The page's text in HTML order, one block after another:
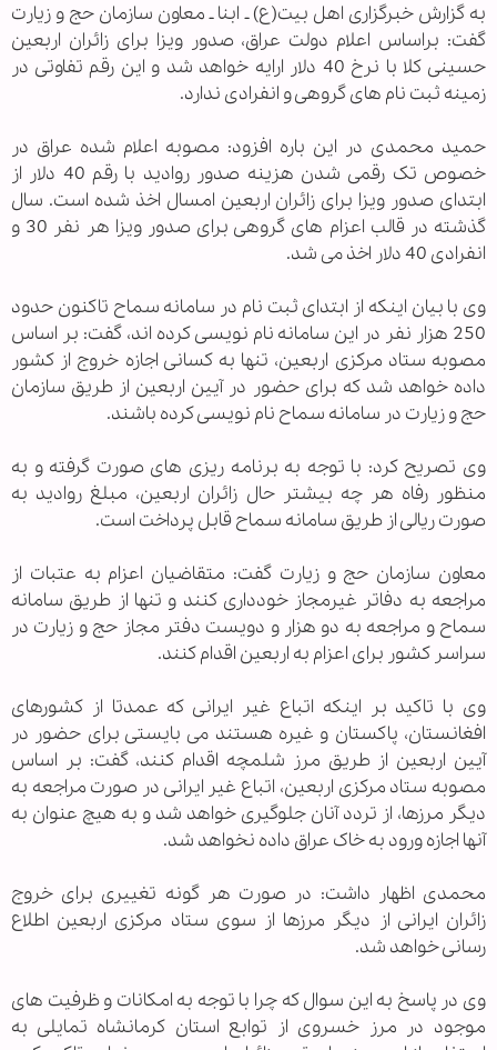
به گزارش خبرگزاری اهل بیت(ع) ـ ابنا ـ معاون سازمان حج و زیارت
گفت: براساس اعلام دولت عراق، صدور ویزا برای زائران اربعین
حسینی کلا با نرخ 40 دلار ارایه خواهد شد و این رقم تفاوتی در
زمینه ثبت نام های گروهی و انفرادی ندارد.
حمید محمدی در این باره افزود: مصوبه اعلام شده عراق در
خصوص تک رقمی شدن هزینه صدور روادید با رقم 40 دلار از
ابتدای صدور ویزا برای زائران اربعین امسال اخذ شده است. سال
گذشته در قالب اعزام های گروهی برای صدور ویزا هر نفر 30 و
انفرادی 40 دلار اخذ می شد.
وی با بیان اینکه از ابتدای ثبت نام در سامانه سماح تاکنون حدود
250 هزار نفر در این سامانه نام نویسی کرده اند، گفت: بر اساس
مصوبه ستاد مرکزی اربعین، تنها به کسانی اجازه خروج از کشور
داده خواهد شد که برای حضور در آیین اربعین از طریق سازمان
حج و زیارت در سامانه سماح نام نویسی کرده باشند.
وی تصریح کرد: با توجه به برنامه ریزی های صورت گرفته و به
منظور رفاه هر چه بیشتر حال زائران اربعین، مبلغ روادید به
صورت ریالی از طریق سامانه سماح قابل پرداخت است.
معاون سازمان حج و زیارت گفت: متقاضیان اعزام به عتبات از
مراجعه به دفاتر غیرمجاز خودداری کنند و تنها از طریق سامانه
سماح و مراجعه به دو هزار و دویست دفتر مجاز حج و زیارت در
سراسر کشور برای اعزام به اربعین اقدام کنند.
وی با تاکید بر اینکه اتباع غیر ایرانی که عمدتا از کشورهای
افغانستان، پاکستان و غیره هستند می بایستی برای حضور در
آیین اربعین از طریق مرز شلمچه اقدام کنند، گفت: بر اساس
مصوبه ستاد مرکزی اربعین، اتباع غیر ایرانی در صورت مراجعه به
دیگر مرزها، از تردد آنان جلوگیری خواهد شد و به هیچ عنوان به
آنها اجازه ورود به خاک عراق داده نخواهد شد.
محمدی اظهار داشت: در صورت هر گونه تغییری برای خروج
زائران ایرانی از دیگر مرزها از سوی ستاد مرکزی اربعین اطلاع
رسانی خواهد شد.
وی در پاسخ به این سوال که چرا با توجه به امکانات و ظرفیت های
موجود در مرز خسروی از توابع استان کرمانشاه تمایلی به